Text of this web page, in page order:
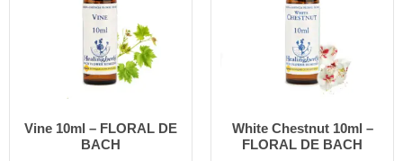
Vine 10ml – FLORAL DE
BACH
White Chestnut 10ml –
FLORAL DE BACH